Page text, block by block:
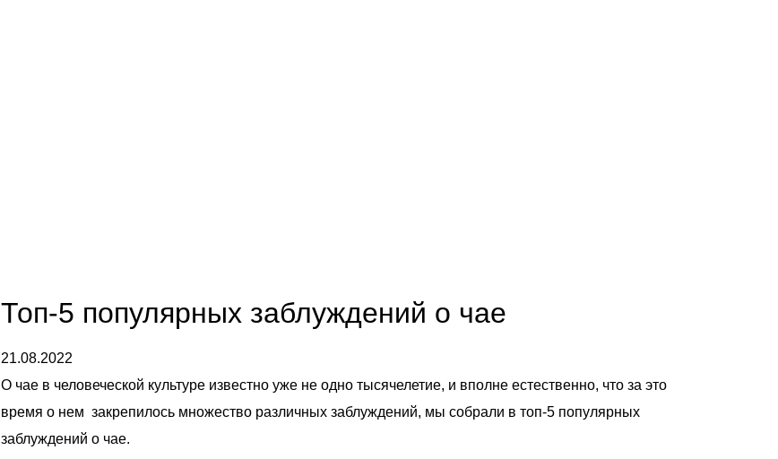
Топ-5 популярных заблуждений о чае
21.08.2022
О чае в человеческой культуре известно уже не одно тысячелетие, и вполне естественно, что за это
время о нем закрепилось множество различных заблуждений, мы собрали в топ‑5 популярных
заблуждений о чае.